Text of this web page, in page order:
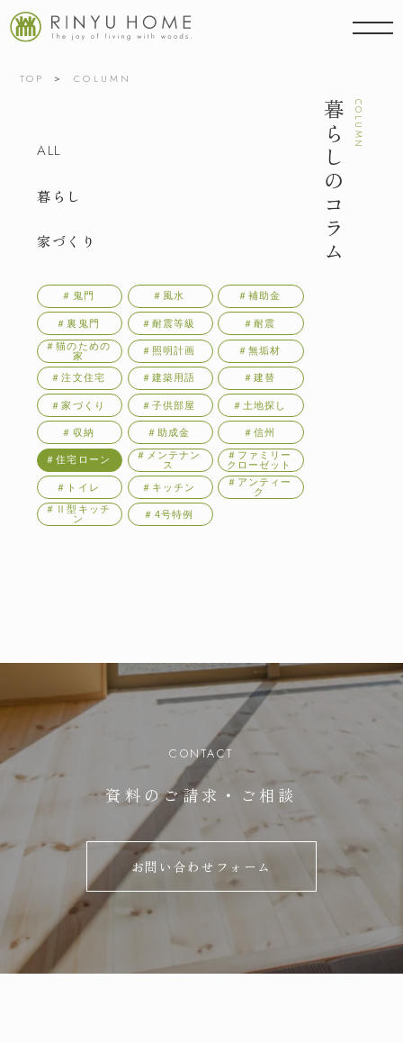
TOP COLUMN
ALL
暮らし
家づくり
＃鬼門 ＃風水 ＃補助金
＃裏鬼門 ＃耐震等級 ＃耐震
＃猫のための
家
＃照明計画 ＃無垢材
＃注文住宅 ＃建築用語 ＃建替
＃家づくり ＃子供部屋 ＃土地探し
＃収納 ＃助成金 ＃信州
＃住宅ローン
＃メンテナン
ス
＃ファミリー
クローゼット
＃トイレ ＃キッチン
＃アンティー
ク
＃Ⅱ型キッチ
ン
＃4号特例
暮らしのコラム COLUMN
CONTACT
資料のご請求・ご相談
お問い合わせフォーム